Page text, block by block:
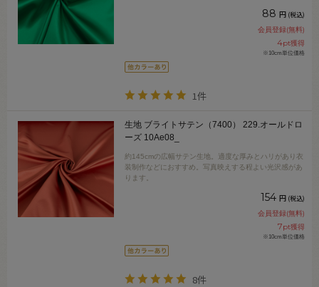
88 円 (税込)
会員登録(無料)
4pt獲得
※10cm単位価格
1件
生地 ブライトサテン（7400） 229.オールドロ
ーズ 10Ae08_
約145cmの広幅サテン生地。適度な厚みとハリがあり衣
装制作などにおすすめ。写真映えする程よい光沢感があ
ります。
154 円 (税込)
会員登録(無料)
7pt獲得
※10cm単位価格
8件